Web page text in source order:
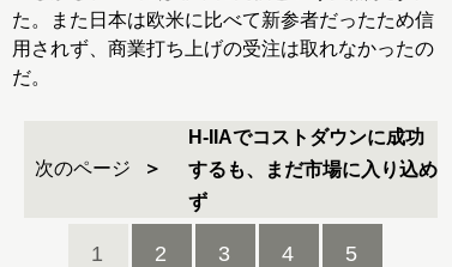
た。また日本は欧米に比べて新参者だったため信
用されず、商業打ち上げの受注は取れなかったの
だ。
次のページ
H-IIAでコストダウンに成功
するも、まだ市場に入り込め
ず
1 2 3 4 5